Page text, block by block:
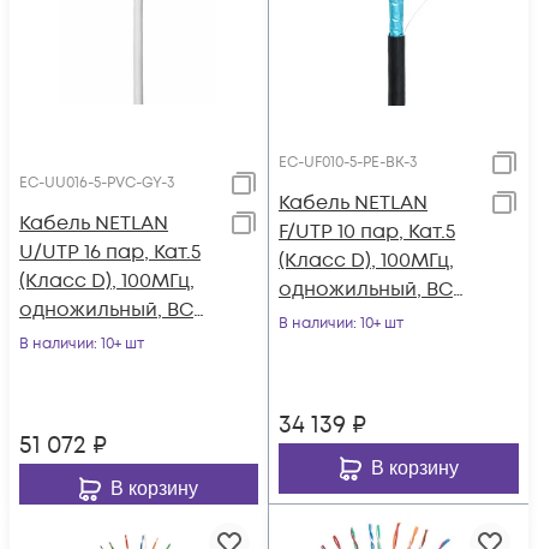
EC-UU016-5-PVC-GY-3
Кабель NETLAN
U/UTP 16 пар, Кат.5
(Класс D), 100МГц,
одножильный, BC
(чистая медь),
В наличии: 10+ шт
51 072 ₽
В корзину
EC-UF010-5-PE-BK-3
Кабель NETLAN
F/UTP 10 пар, Кат.5
(Класс D), 100МГц,
одножильный, BC
(чистая медь),
В наличии: 10+ шт
34 139 ₽
В корзину